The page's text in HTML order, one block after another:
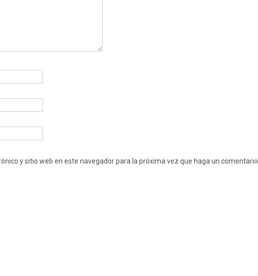
y sitio web en este navegador para la próxima vez que haga un comentario.